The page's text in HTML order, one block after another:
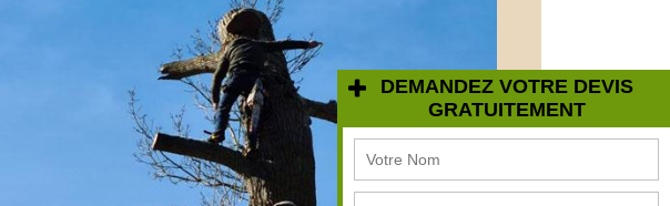
DEMANDEZ VOTRE DEVIS
GRATUITEMENT